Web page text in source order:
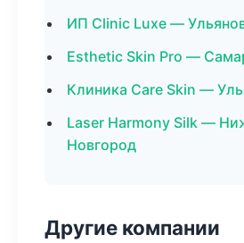
ИП Clinic Luxe —
Esthetic Skin Pro —
Клиника Care Skin —
Laser Harmony Silk —
Новгород
Другие компании